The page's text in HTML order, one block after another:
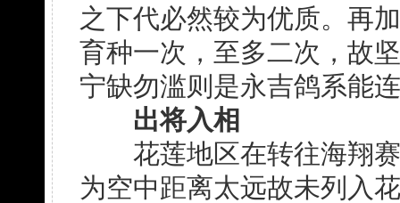
之下代必然较为优质。再
育种一次，至多二次，故
宁缺勿滥则是永吉鸽系能
出将入相
花莲地区在转往海翔赛
为空中距离太远故未列入